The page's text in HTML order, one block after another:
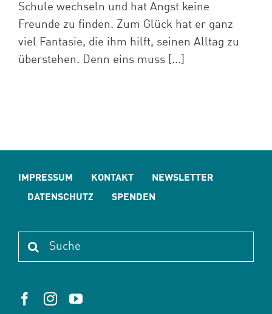
Schule wechseln und hat Angst keine
Freunde zu finden. Zum Glück hat er ganz
viel Fantasie, die ihm hilft, seinen Alltag zu
überstehen. Denn eins muss [...]
IMPRESSUM KONTAKT
NEWSLETTER
DATENSCHUTZ
SPENDEN
Suche